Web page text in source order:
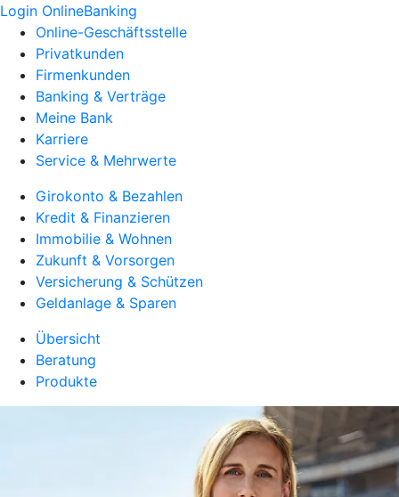
Login OnlineBanking
Online-Geschäftsstelle
Privatkunden
Firmenkunden
Banking & Verträge
Meine Bank
Karriere
Service & Mehrwerte
Girokonto & Bezahlen
Kredit & Finanzieren
Immobilie & Wohnen
Zukunft & Vorsorgen
Versicherung & Schützen
Geldanlage & Sparen
Übersicht
Beratung
Produkte